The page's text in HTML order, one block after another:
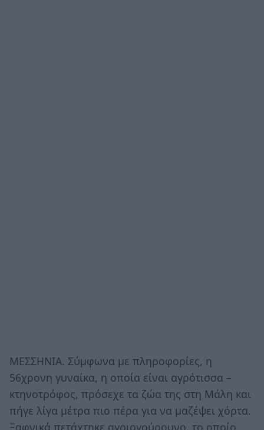
ΜΕΣΣΗΝΙΑ. Σύμφωνα με πληροφορίες, η
56χρονη γυναίκα, η οποία είναι αγρότισσα –
κτηνοτρόφος, πρόσεχε τα ζώα της στη Μάλη και
πήγε λίγα μέτρα πιο πέρα για να μαζέψει χόρτα.
Ξαφνικά πετάχτηκε αγριογούρουνο, το οποίο